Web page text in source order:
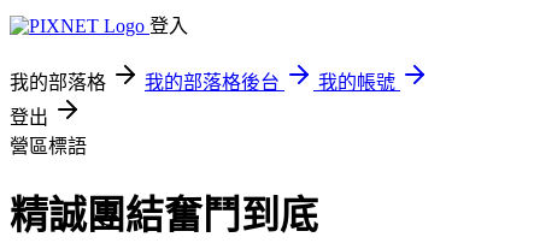
登入
我的部落格 我的部落格後台
我的帳號
登出
營區標語
精誠團結奮鬥到底